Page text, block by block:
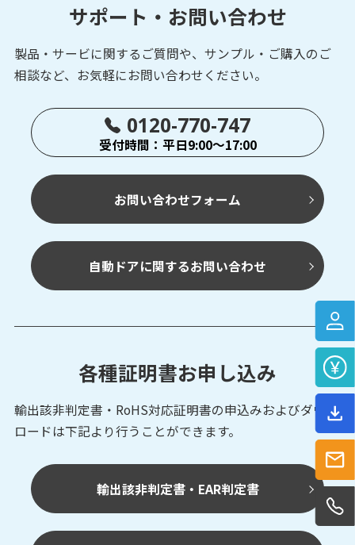
サポート・お問い合わせ
製品・サービに関するご質問や、サンプル・ご購入の ご
相談など、お気軽にお問い合わせください。
0120-770-747
受付時間：平日9:00～17:00
お問い合わせフォーム
自動ドアに関するお問い合わせ
各種証明書お申し込み
輸出該非判定書・RoHS対応証明書の申込みおよびダウン
ロードは下記より行うことができます。
輸出該非判定書・EAR判定書